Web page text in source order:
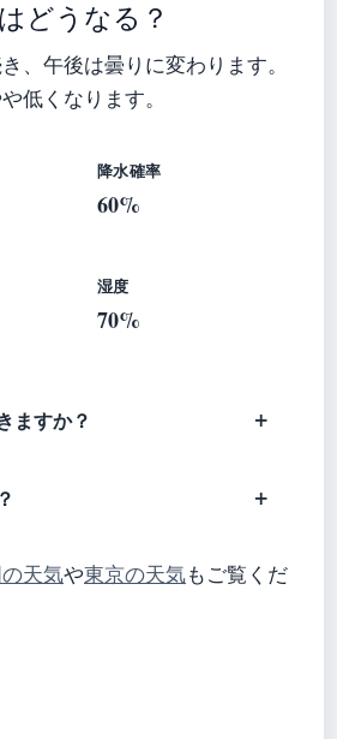
どうなる？
、午後は曇りに変わります。
低くなります。
降水確率
60%
湿度
70%
ますか？
天気や東京の天気もご覧くだ